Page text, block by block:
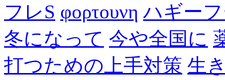
フレS φορτουνη ハギー
冬になって 今や全国に
打つための上手対策 生